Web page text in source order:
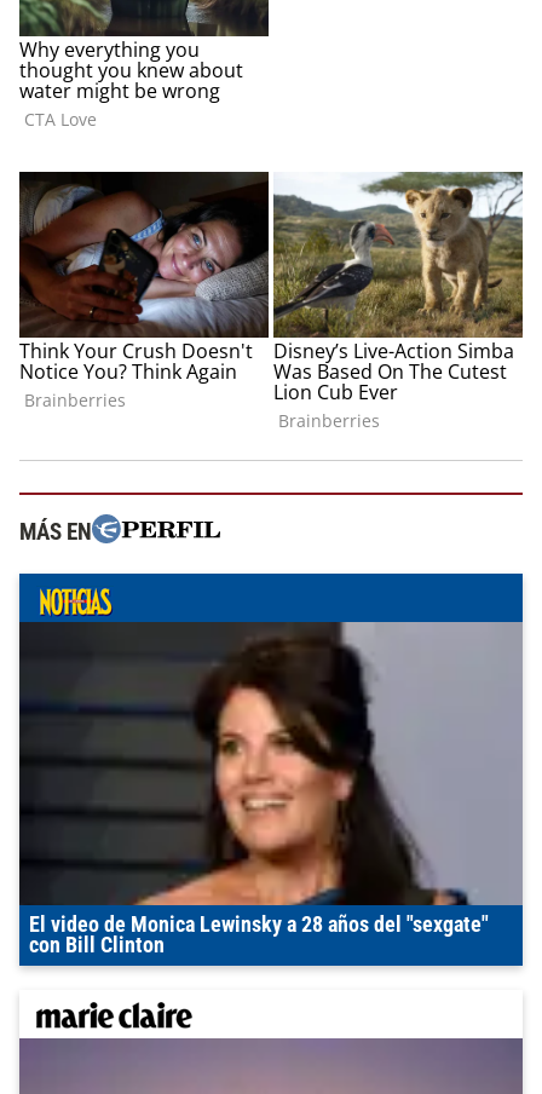
MÁS EN
El video de Monica Lewinsky a 28 años del "sexgate"
con Bill Clinton